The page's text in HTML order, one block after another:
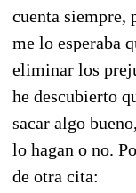
cuenta siempre,
me lo esperaba
eliminar los
he descubierto
sacar algo
lo hagan o no.
de otra cita: